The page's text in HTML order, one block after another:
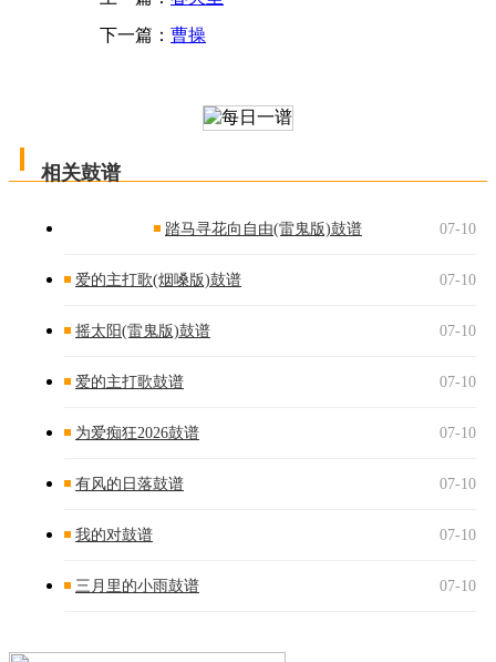
下一篇： 曹操
相关鼓谱
踏马寻花向自由(雷鬼版)鼓谱 07-10
爱的主打歌(烟嗓版)鼓谱 07-10
摇太阳(雷鬼版)鼓谱 07-10
爱的主打歌鼓谱 07-10
为爱痴狂2026鼓谱 07-10
有风的日落鼓谱 07-10
我的对鼓谱 07-10
三月里的小雨鼓谱 07-10